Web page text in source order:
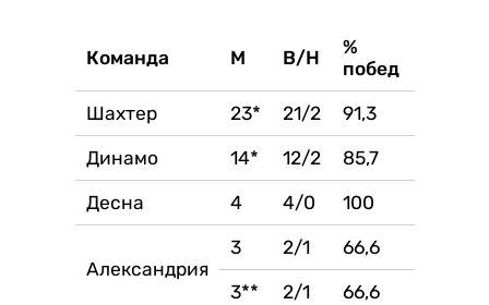
Команда М В/Н
%
побед
Шахтер 23* 21/2 91,3
Динамо 14* 12/2 85,7
Десна 4 4/0 100
Александрия
3 2/1 66,6
3** 2/1 66,6